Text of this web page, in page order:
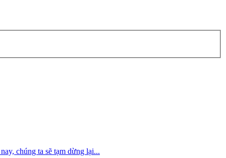
chúng ta sẽ tạm dừng lại...